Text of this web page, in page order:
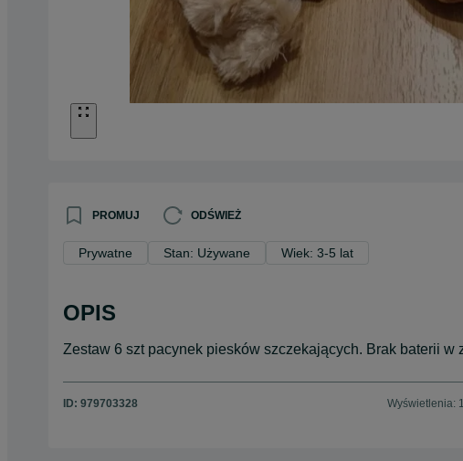
PROMUJ ODŚWIEŻ
Prywatne Stan: Używane Wiek: 3-5 lat
OPIS
Zestaw 6 szt pacynek piesków szczekających. Brak baterii w
ID: 979703328 Wyświetlenia: